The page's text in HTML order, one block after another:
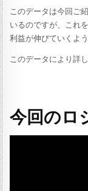
このデータは今回ご
いるのですが、これ
利益が伸びていくよ
このデータにより詳
今回のロ